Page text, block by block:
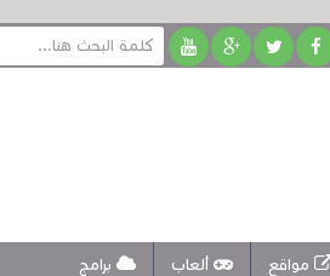
مواقع ألعاب برامج